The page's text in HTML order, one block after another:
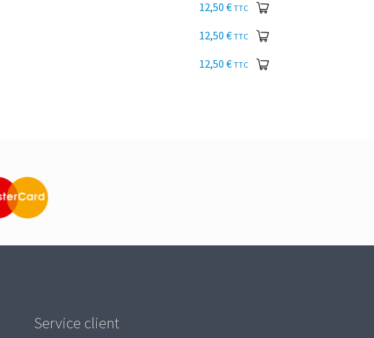
12,50€ TTC
12,50€ TTC
12,50€ TTC
Service client